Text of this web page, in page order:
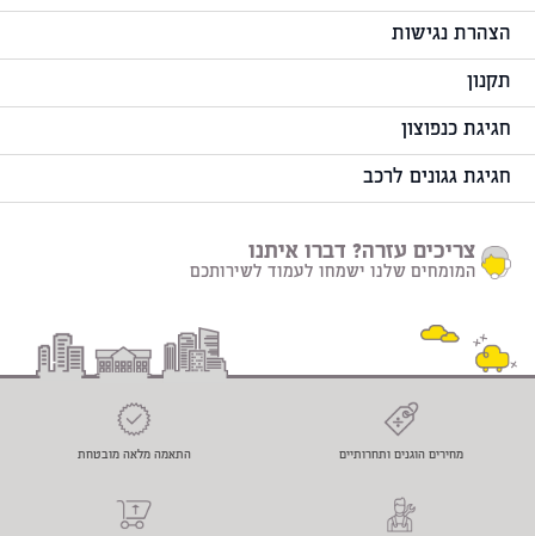
הצהרת נגישות
תקנון
חגיגת כנפוצון
חגיגת גגונים לרכב
צריכים עזרה? דברו איתנו
המומחים שלנו ישמחו לעמוד לשירותכם
מחירים הוגנים ותחרותיים התאמה מלאה מובטחת